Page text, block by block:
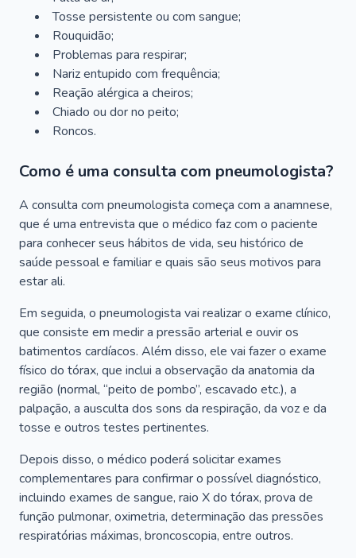
Tosse persistente ou com sangue;
Rouquidão;
Problemas para respirar;
Nariz entupido com frequência;
Reação alérgica a cheiros;
Chiado ou dor no peito;
Roncos.
Como é uma consulta com pneumologista?
A consulta com pneumologista começa com a anamnese,
que é uma entrevista que o médico faz com o paciente
para conhecer seus hábitos de vida, seu histórico de
saúde pessoal e familiar e quais são seus motivos para
estar ali.
Em seguida, o pneumologista vai realizar o exame clínico,
que consiste em medir a pressão arterial e ouvir os
batimentos cardíacos. Além disso, ele vai fazer o exame
físico do tórax, que inclui a observação da anatomia da
região (normal, “peito de pombo”, escavado etc.), a
palpação, a ausculta dos sons da respiração, da voz e da
tosse e outros testes pertinentes.
Depois disso, o médico poderá solicitar exames
complementares para confirmar o possível diagnóstico,
incluindo exames de sangue, raio X do tórax, prova de
função pulmonar, oximetria, determinação das pressões
respiratórias máximas, broncoscopia, entre outros.